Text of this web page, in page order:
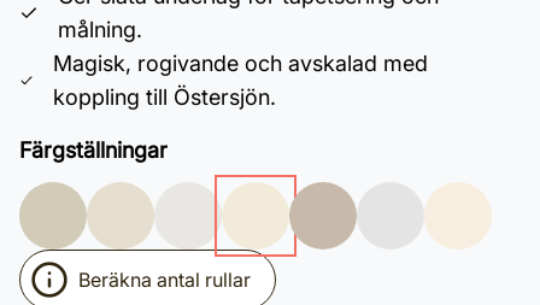
målning.
Magisk, rogivande och avskalad med
koppling till Östersjön.
Färgställningar
Beräkna antal rullar